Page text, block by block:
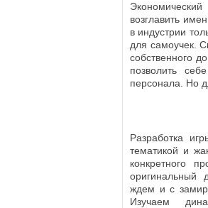
возглавить
в индустрии
для самоучек.
собственного
позволить
персонала. Но
Разработка
тематикой и
конкретного
оригинальный
ждем и с
Изучаем